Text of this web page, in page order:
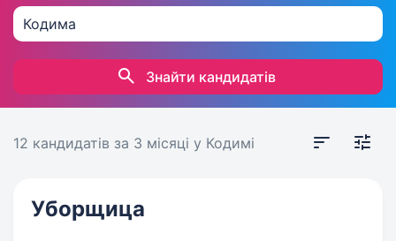
Знайти кандидатів
12 кандидатів за 3 місяці у Кодимі
Уборщица